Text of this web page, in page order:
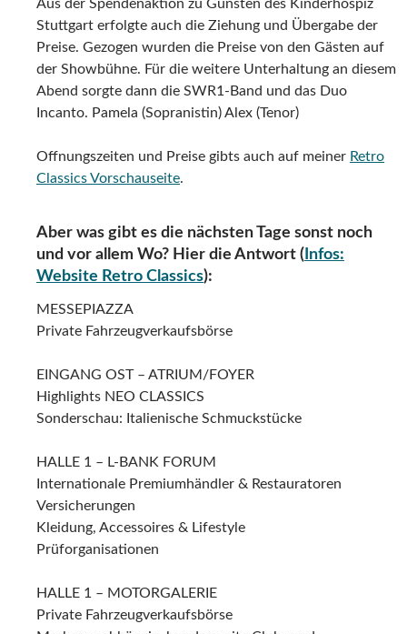
NEO CLASSICS
CLASSICBID NIGHT & AUKTION: 03.03.2017 ab 16.00
Uhr
HALLE 5
Mustang-Sonderschau präsentiert von der Asch
Motorsport GmbH
Accessoires, Kleidung und Zubehör
American Lifestyle
Präsentation von internationalen Markenclubs
HALLE 6 – OSKAR LAPP HALLE
Gewerbliche Fahrzeugverkaufsbörse
Fahrzeugverkaufsbörse
Automania – die Welt der Modellautos
KFZ – Zulassungsstelle
HALLE 7 – MERCEDES BENZ HALLE
Mercedes Benz Gesamtpräsentation mit MB-Clubs
Mercedes Benz Classic Partner
British Corner und Clubs
Sonderschau präsentiert durch den AMSC Leonberg
Sonderschau präsentiert durch die Bulldog- und